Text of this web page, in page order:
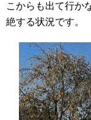
こからも出て行か
絶する状況です。